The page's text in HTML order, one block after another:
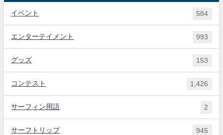
イベント 584
エンターテイメント 993
グッズ 153
コンテスト 1,426
サーフィン用語 2
サーフトリップ 945